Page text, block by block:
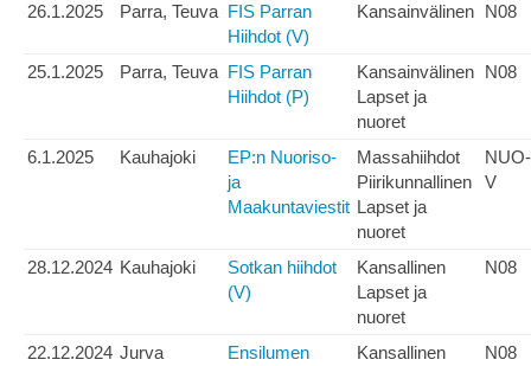
26.1.2025 Parra, Teuva FIS Parran
Hiihdot (V)
Kansainvälinen N08
25.1.2025 Parra, Teuva FIS Parran
Hiihdot (P)
Kansainvälinen
Lapset ja
nuoret
N08
6.1.2025 Kauhajoki
EP:n Nuoriso-
ja
Maakuntaviestit
Massahiihdot
Piirikunnallinen
Lapset ja
nuoret
NUO-
V
28.12.2024 Kauhajoki
Sotkan hiihdot
(V)
Kansallinen
Lapset ja
nuoret
N08
22.12.2024 Jurva
Ensilumen
Kansallinen
N08